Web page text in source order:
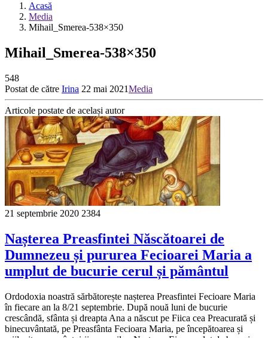
Acasă
Media
Mihail_Smerea-538×350
Mihail_Smerea-538×350
548
Postat de către Irina 22 mai 2021Media
Articole postate de același autor
21 septembrie 2020 2384
Nașterea Preasfintei Născătoarei de
Dumnezeu și pururea Fecioarei Maria a
umplut de bucurie cerul și pământul
Ordodoxia noastră sărbătorește nașterea Preasfintei Fecioare Maria
în fiecare an la 8/21 septembrie. După nouă luni de bucurie
crescândă, sfânta și dreapta Ana a născut pe Fiica cea Preacurată și
binecuvântată, pe Preasfânta Fecioara Maria, pe începătoarea și